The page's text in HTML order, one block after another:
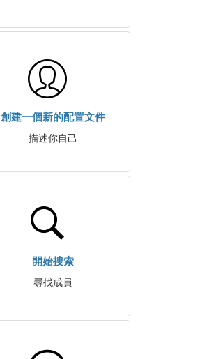
創建一個新的配置文件
描述你自己
開始搜索
尋找成員